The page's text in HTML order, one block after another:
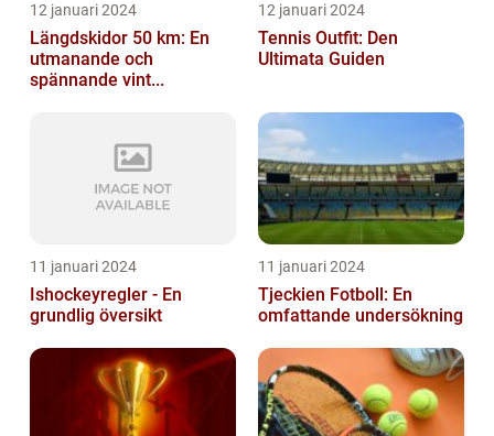
12 januari 2024
Längdskidor 50 km: En
utmanande och
spännande vint...
12 januari 2024
Tennis Outfit: Den
Ultimata Guiden
11 januari 2024
Ishockeyregler - En
grundlig översikt
11 januari 2024
Tjeckien Fotboll: En
omfattande undersökning